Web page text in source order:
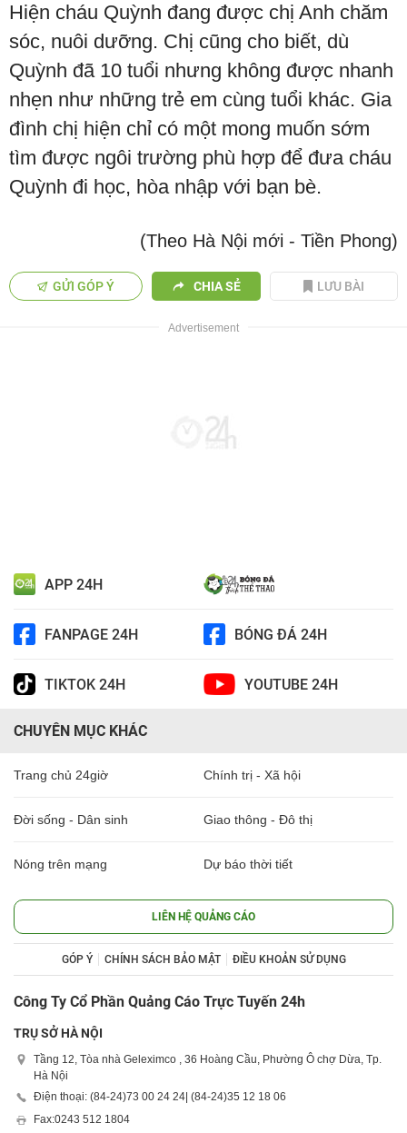
Hiện cháu Quỳnh đang được chị Anh chăm
sóc, nuôi dưỡng. Chị cũng cho biết, dù
Quỳnh đã 10 tuổi nhưng không được nhanh
nhẹn như những trẻ em cùng tuổi khác. Gia
đình chị hiện chỉ có một mong muốn sớm
tìm được ngôi trường phù hợp để đưa cháu
Quỳnh đi học, hòa nhập với bạn bè.
(Theo Hà Nội mới - Tiền Phong)
GỬI GÓP Ý CHIA SẺ LƯU BÀI
APP 24H
FANPAGE 24H BÓNG ĐÁ 24H
TIKTOK 24H YOUTUBE 24H
CHUYÊN MỤC KHÁC
Trang chủ 24giờ Chính trị - Xã hội
Đời sống - Dân sinh Giao thông - Đô thị
Nóng trên mạng Dự báo thời tiết
LIÊN HỆ QUẢNG CÁO
GÓP Ý CHÍNH SÁCH BẢO MẬT ĐIỀU KHOẢN SỬ DỤNG
Công Ty Cổ Phần Quảng Cáo Trực Tuyến 24h
TRỤ SỞ HÀ NỘI
Tầng 12, Tòa nhà Geleximco , 36 Hoàng Cầu, Phường Ô chợ Dừa, Tp.
Hà Nội
Điện thoại: (84-24)73 00 24 24 | (84-24)35 12 18 06
Fax:0243 512 1804